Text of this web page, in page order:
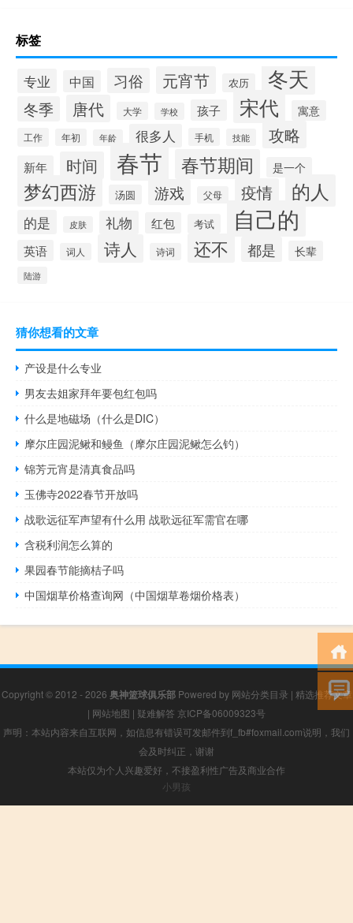
标签
专业 中国 习俗 元宵节 农历 冬天
冬季 唐代 大学 学校 孩子 宋代 寓意
工作 年初 年龄 很多人 手机 技能 攻略
新年 时间 春节 春节期间 是一个
梦幻西游 汤圆 游戏 父母 疫情 的人
的是 皮肤 礼物 红包 考试 自己的
英语 词人 诗人 诗词 还不 都是 长辈
陆游
猜你想看的文章
产设是什么专业
男友去姐家拜年要包红包吗
什么是地磁场（什么是DIC）
摩尔庄园泥鳅和鳗鱼（摩尔庄园泥鳅怎么钓）
锦芳元宵是清真食品吗
玉佛寺2022春节开放吗
战歌远征军声望有什么用 战歌远征军需官在哪
含税利润怎么算的
果园春节能摘桔子吗
中国烟草价格查询网（中国烟草卷烟价格表）
Copyright © 2012 - 2026 奥神篮球俱乐部Powered by 网站分类目录 | 精选推荐文章
| 网站地图 | 疑难解答 京ICP备06009323号
声明：本站内容来自互联网，如信息有错误可发邮件到f_fb#foxmail.com说明，我们
会及时纠正，谢谢
本站仅为个人兴趣爱好，不接盈利性广告及商业合作
小男孩